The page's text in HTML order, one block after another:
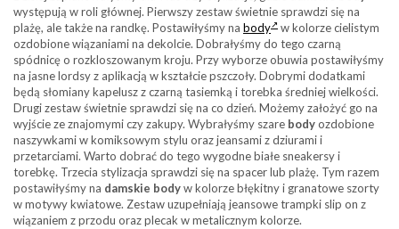
występują w roli głównej. Pierwszy zestaw świetnie sprawdzi się na
plażę, ale także na randkę. Postawiłyśmy na body
w kolorze cielistym
ozdobione wiązaniami na dekolcie. Dobrałyśmy do tego czarną
spódnicę o rozkloszowanym kroju. Przy wyborze obuwia postawiłyśmy
na jasne lordsy z aplikacją w kształcie pszczoły. Dobrymi dodatkami
będą słomiany kapelusz z czarną tasiemką i torebka średniej wielkości.
Drugi zestaw świetnie sprawdzi się na co dzień. Możemy założyć go na
wyjście ze znajomymi czy zakupy. Wybrałyśmy szare bodyozdobione
naszywkami w komiksowym stylu oraz jeansami z dziurami i
przetarciami. Warto dobrać do tego wygodne białe sneakersy i
torebkę. Trzecia stylizacja sprawdzi się na spacer lub plażę. Tym razem
postawiłyśmy na damskie bodyw kolorze błękitny i granatowe szorty
w motywy kwiatowe. Zestaw uzupełniają jeansowe trampki slip on z
wiązaniem z przodu oraz plecak w metalicznym kolorze.